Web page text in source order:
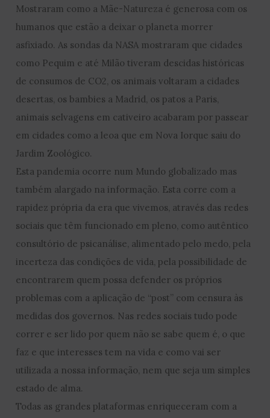
Mostraram como a Mãe-Natureza é generosa com os
humanos que estão a deixar o planeta morrer
asfixiado. As sondas da NASA mostraram que cidades
como Pequim e até Milão tiveram descidas históricas
de consumos de CO2, os animais voltaram a cidades
desertas, os bambies a Madrid, os patos a Paris,
animais selvagens em cativeiro acabaram por passear
em cidades como a leoa que em Nova Iorque saiu do
Jardim Zoológico.
Esta pandemia ocorre num Mundo globalizado mas
também alargado na informação. Esta corre com a
rapidez própria da era que vivemos, através das redes
sociais que têm funcionado em pleno, como autêntico
consultório de psicanálise, alimentado pelo medo, pela
incerteza das condições de vida, pela possibilidade de
encontrarem quem possa defender os próprios
problemas com a aplicação de “post” com censura às
medidas dos governos. Nas redes sociais tudo pode
correr e ser lido por quem não se sabe quem é, o que
faz e que interesses tem na vida e como vai ser
utilizada a nossa informação, nem que seja um simples
estado de alma.
Todas as grandes plataformas enriqueceram com a